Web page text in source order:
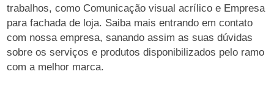
trabalhos, como Comunicação visual acrílico e Empresa
para fachada de loja. Saiba mais entrando em contato
com nossa empresa, sanando assim as suas dúvidas
sobre os serviços e produtos disponibilizados pelo ramo
com a melhor marca.